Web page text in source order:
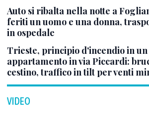
Auto si ribalta nella notte a
feriti un uomo e una donna,
in ospedale
Trieste, principio d'incendio in un
appartamento in via Piccardi:
cestino, traffico in tilt per venti
VIDEO